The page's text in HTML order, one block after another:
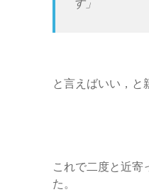
と言えばいい，と
これで二度と近寄
た。